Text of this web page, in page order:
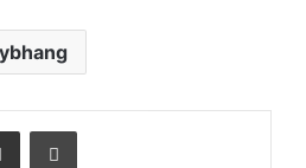
Share via Email Print